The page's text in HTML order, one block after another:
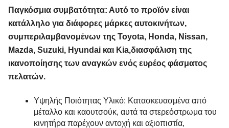
Παγκόσμια συμβατότητα: Αυτό το προϊόν είναι
κατάλληλο για διάφορες μάρκες αυτοκινήτων,
συμπεριλαμβανομένων της Toyota, Honda, Nissan,
Mazda, Suzuki, Hyundai και Kia,διασφάλιση της
ικανοποίησης των αναγκών ενός ευρέος φάσματος
πελατών.
Υψηλής Ποιότητας Υλικό: Κατασκευασμένα από
μέταλλο και καουτσούκ, αυτά τα στερεόστρωμα του
κινητήρα παρέχουν αντοχή και αξιοπιστία,